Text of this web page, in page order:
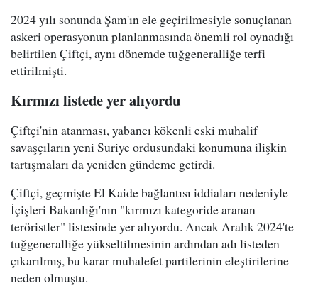
2024 yılı sonunda Şam'ın ele geçirilmesiyle sonuçlanan
askeri operasyonun planlanmasında önemli rol oynadığı
belirtilen Çiftçi, aynı dönemde tuğgeneralliğe terfi
ettirilmişti.
Kırmızı listede yer alıyordu
Çiftçi'nin atanması, yabancı kökenli eski muhalif
savaşçıların yeni Suriye ordusundaki konumuna ilişkin
tartışmaları da yeniden gündeme getirdi.
Çiftçi, geçmişte El Kaide bağlantısı iddiaları nedeniyle
İçişleri Bakanlığı'nın "kırmızı kategoride aranan
teröristler" listesinde yer alıyordu. Ancak Aralık 2024'te
tuğgeneralliğe yükseltilmesinin ardından adı listeden
çıkarılmış, bu karar muhalefet partilerinin eleştirilerine
neden olmuştu.